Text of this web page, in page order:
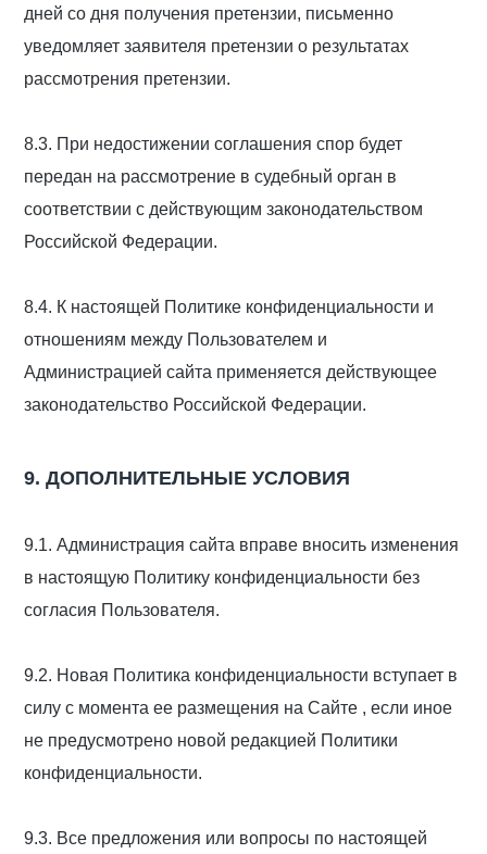
дней со дня получения претензии, письменно
уведомляет заявителя претензии о результатах
рассмотрения претензии.
8.3. При недостижении соглашения спор будет
передан на рассмотрение в судебный орган в
соответствии с действующим законодательством
Российской Федерации.
8.4. К настоящей Политике конфиденциальности и
отношениям между Пользователем и
Администрацией сайта применяется действующее
законодательство Российской Федерации.
9. ДОПОЛНИТЕЛЬНЫЕ УСЛОВИЯ
9.1. Администрация сайта вправе вносить изменения
в настоящую Политику конфиденциальности без
согласия Пользователя.
9.2. Новая Политика конфиденциальности вступает в
силу с момента ее размещения на Сайте , если иное
не предусмотрено новой редакцией Политики
конфиденциальности.
9.3. Все предложения или вопросы по настоящей